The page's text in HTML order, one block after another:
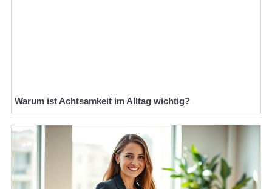
Warum ist Achtsamkeit im Alltag wichtig?